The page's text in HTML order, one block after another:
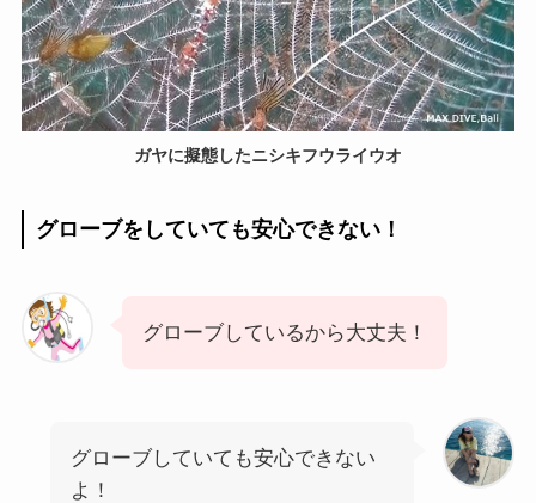
ガヤに擬態したニシキフウライウオ
グローブをしていても安心できない！
グローブしているから大丈夫！
グローブしていても安心できない
よ！